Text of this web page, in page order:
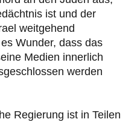
ist und der
weitgehend
Wunder, dass das
Medien innerlich
werden
Regierung ist in Teilen